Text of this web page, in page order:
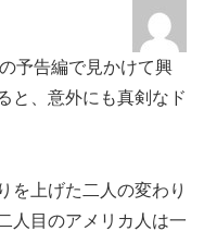
予告編で見かけて興
と、意外にも真剣なド
を上げた二人の変わり
人目のアメリカ人は一